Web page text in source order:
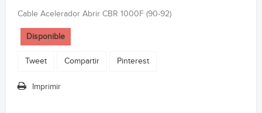
Cable Acelerador Abrir CBR 1000F (90-92)
Disponible
Tweet Compartir Pinterest
Imprimir